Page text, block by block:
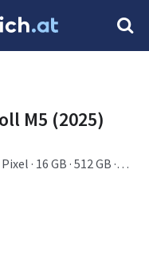
M5 (2025)
· 16 GB · 512 GB ·